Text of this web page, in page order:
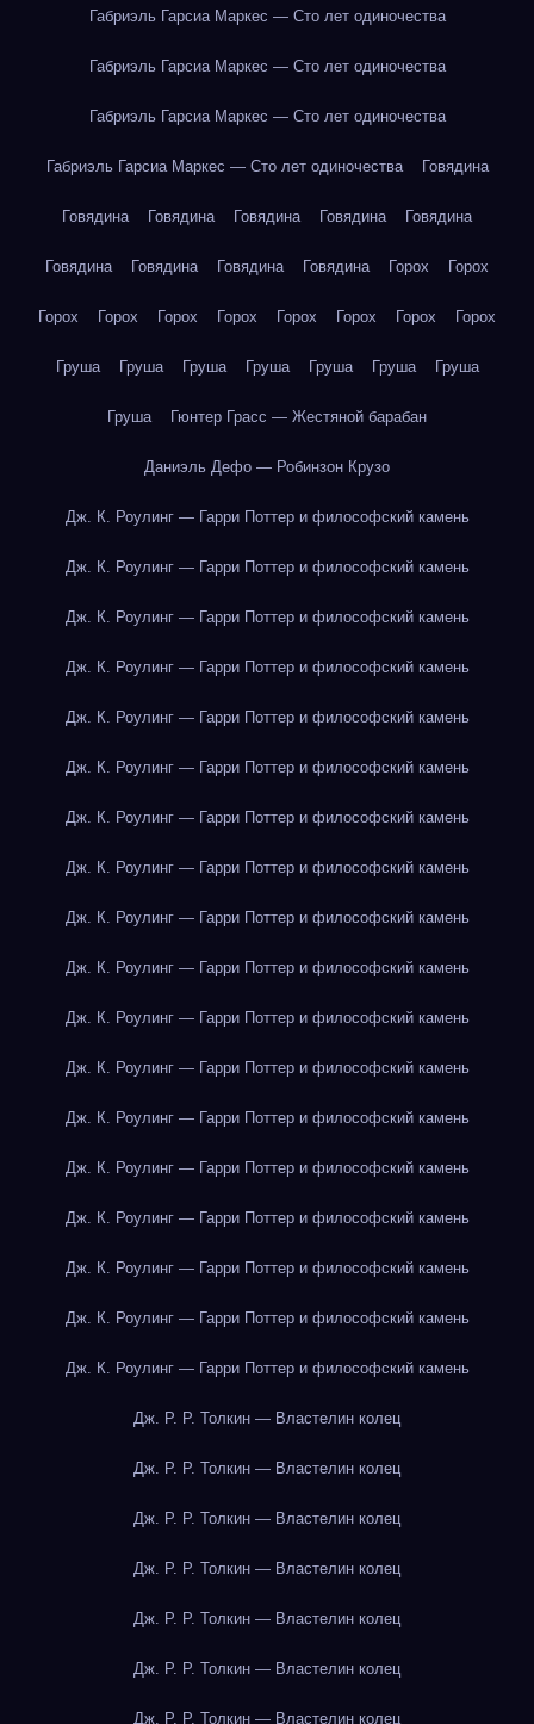
Габриэль Гарсиа Маркес — Сто лет одиночества
Габриэль Гарсиа Маркес — Сто лет одиночества
Габриэль Гарсиа Маркес — Сто лет одиночества
Габриэль Гарсиа Маркес — Сто лет одиночества Говядина
Говядина Говядина Говядина Говядина Говядина
Говядина Говядина Говядина Говядина Горох Горох
Горох Горох Горох Горох Горох Горох Горох Горох
Груша Груша Груша Груша Груша Груша Груша
Груша Гюнтер Грасс — Жестяной барабан
Даниэль Дефо — Робинзон Крузо
Дж. К. Роулинг — Гарри Поттер и философский камень
Дж. К. Роулинг — Гарри Поттер и философский камень
Дж. К. Роулинг — Гарри Поттер и философский камень
Дж. К. Роулинг — Гарри Поттер и философский камень
Дж. К. Роулинг — Гарри Поттер и философский камень
Дж. К. Роулинг — Гарри Поттер и философский камень
Дж. К. Роулинг — Гарри Поттер и философский камень
Дж. К. Роулинг — Гарри Поттер и философский камень
Дж. К. Роулинг — Гарри Поттер и философский камень
Дж. К. Роулинг — Гарри Поттер и философский камень
Дж. К. Роулинг — Гарри Поттер и философский камень
Дж. К. Роулинг — Гарри Поттер и философский камень
Дж. К. Роулинг — Гарри Поттер и философский камень
Дж. К. Роулинг — Гарри Поттер и философский камень
Дж. К. Роулинг — Гарри Поттер и философский камень
Дж. К. Роулинг — Гарри Поттер и философский камень
Дж. К. Роулинг — Гарри Поттер и философский камень
Дж. К. Роулинг — Гарри Поттер и философский камень
Дж. Р. Р. Толкин — Властелин колец
Дж. Р. Р. Толкин — Властелин колец
Дж. Р. Р. Толкин — Властелин колец
Дж. Р. Р. Толкин — Властелин колец
Дж. Р. Р. Толкин — Властелин колец
Дж. Р. Р. Толкин — Властелин колец
Дж. Р. Р. Толкин — Властелин колец